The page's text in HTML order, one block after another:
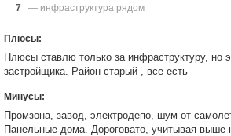
7
— инфраструктура рядом
Плюсы:
Плюсы ставлю только за инфраструктуру, но
застройщика. Район старый , все есть
Минусы:
Промзона, завод, электродепо, шум от
Панельные дома. Дороговато, учитывая выше